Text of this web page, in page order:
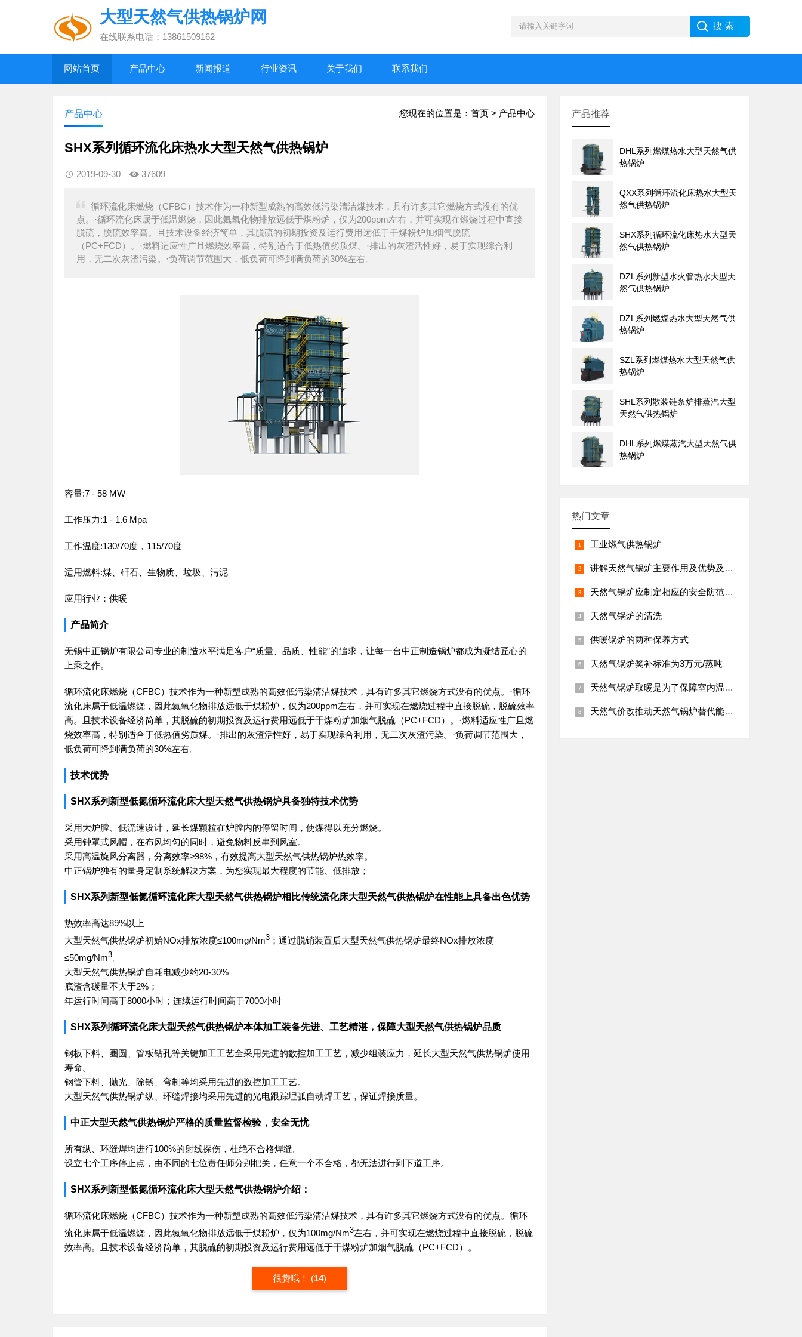
大型天然气供热锅炉网
在线联系电话：13861509162
网站首页 产品中心 新闻报道 行业资讯 关于我们 联系我们
您现在的位置是： 首页 > 产品中心
产品中心
SHX系列循环流化床热水大型天然气供热锅炉
2019-09-30 37609
循环流化床燃烧（CFBC）技术作为一种新型成熟的高效低污染清洁煤技术，具有许多其它燃烧方式没有的优
点。·循环流化床属于低温燃烧，因此氦氧化物排放远低于煤粉炉，仅为200ppm左右，并可实现在燃烧过程中直接
脱硫，脱硫效率高。且技术设备经济简单，其脱硫的初期投资及运行费用远低于干煤粉炉加烟气脱硫
（PC+FCD）。·燃料适应性广且燃烧效率高，特别适合于低热值劣质煤。·排出的灰渣活性好，易于实现综合利
用，无二次灰渣污染。·负荷调节范围大，低负荷可降到满负荷的30%左右。
容量:7 - 58 MW
工作压力:1 - 1.6 Mpa
工作温度:130/70度，115/70度
适用燃料:煤、矸石、生物质、垃圾、污泥
应用行业：供暖
产品简介
无锡中正锅炉有限公司专业的制造水平满足客户“质量、品质、性能”的追求，让每一台中正制造锅炉都成为凝结匠心的
上乘之作。
循环流化床燃烧（CFBC）技术作为一种新型成熟的高效低污染清洁煤技术，具有许多其它燃烧方式没有的优点。·循环
流化床属于低温燃烧，因此氦氧化物排放远低于煤粉炉，仅为200ppm左右，并可实现在燃烧过程中直接脱硫，脱硫效率
高。且技术设备经济简单，其脱硫的初期投资及运行费用远低于干煤粉炉加烟气脱硫（PC+FCD）。·燃料适应性广且燃
烧效率高，特别适合于低热值劣质煤。·排出的灰渣活性好，易于实现综合利用，无二次灰渣污染。·负荷调节范围大，
低负荷可降到满负荷的30%左右。
技术优势
SHX系列新型低氮循环流化床大型天然气供热锅炉具备独特技术优势
采用大炉膛、低流速设计，延长煤颗粒在炉膛内的停留时间，使煤得以充分燃烧。
采用钟罩式风帽，在布风均匀的同时，避免物料反串到风室。
采用高温旋风分离器，分离效率≥98%，有效提高大型天然气供热锅炉热效率。
中正锅炉独有的量身定制系统解决方案，为您实现最大程度的节能、低排放；
SHX系列新型低氮循环流化床大型天然气供热锅炉相比传统流化床大型天然气供热锅炉在性能上具备出色优势
热效率高达89%以上
大型天然气供热锅炉初始NOx排放浓度≤100mg/Nm3 ；通过脱销装置后大型天然气供热锅炉最终NOx排放浓度
≤50mg/Nm3。
大型天然气供热锅炉自耗电减少约20-30%
底渣含碳量不大于2%；
年运行时间高于8000小时；连续运行时间高于7000小时
SHX系列循环流化床大型天然气供热锅炉本体加工装备先进、工艺精湛，保障大型天然气供热锅炉品质
钢板下料、圈圆、管板钻孔等关键加工工艺全采用先进的数控加工工艺，减少组装应力，延长大型天然气供热锅炉使用
寿命。
钢管下料、抛光、除锈、弯制等均采用先进的数控加工工艺。
大型天然气供热锅炉纵、环缝焊接均采用先进的光电跟踪埋弧自动焊工艺，保证焊接质量。
中正大型天然气供热锅炉严格的质量监督检验，安全无忧
所有纵、环缝焊均进行100%的射线探伤，杜绝不合格焊缝。
设立七个工序停止点，由不同的七位责任师分别把关，任意一个不合格，都无法进行到下道工序。
SHX系列新型低氮循环流化床大型天然气供热锅炉介绍：
循环流化床燃烧（CFBC）技术作为一种新型成熟的高效低污染清洁煤技术，具有许多其它燃烧方式没有的优点。循环
流化床属于低温燃烧，因此氮氧化物排放远低于煤粉炉，仅为100mg/Nm3左右，并可实现在燃烧过程中直接脱硫，脱硫
效率高。且技术设备经济简单，其脱硫的初期投资及运行费用远低于干煤粉炉加烟气脱硫（PC+FCD）。
很赞哦！ (14)
产品推荐
DHL系列燃煤热水大型天然气供
热锅炉
QXX系列循环流化床热水大型天
然气供热锅炉
SHX系列循环流化床热水大型天
然气供热锅炉
DZL系列新型水火管热水大型天
然气供热锅炉
DZL系列燃煤热水大型天然气供
热锅炉
SZL系列燃煤热水大型天然气供
热锅炉
SHL系列散装链条炉排蒸汽大型
天然气供热锅炉
DHL系列燃煤蒸汽大型天然气供
热锅炉
热门文章
工业燃气供热锅炉
讲解天然气锅炉主要作用及优势及美观
天然气锅炉应制定相应的安全防范措施
天然气锅炉的清洗
供暖锅炉的两种保养方式
天然气锅炉奖补标准为3万元/蒸吨
天然气锅炉取暖是为了保障室内温暖和人体的健
天然气价改推动天然气锅炉替代能源热重起